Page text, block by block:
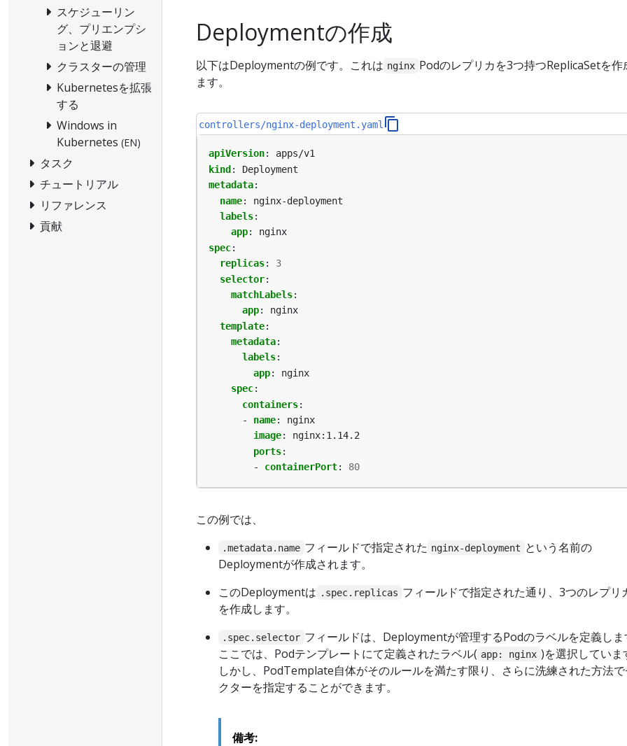
スケジューリン
グ、プリエンプシ
ョンと退避
クラスターの管理
Kubernetesを拡張
する
Windows in
Kubernetes (EN)
タスク
チュートリアル
リファレンス
貢献
Deploymentの作成
以下はDeploymentの例です。これは nginx Podのレプリカを3つ持つReplicaSetを作
ます。
controllers/nginx-deployment.yaml
apiVersion:
apps/v1
kind :
Deployment
metadata:
name:
nginx-deployment
labels:
app:
nginx
spec:
replicas:
3
selector:
matchLabels:
app:
nginx
template:
metadata:
labels:
app:
nginx
spec:
containers:
- name:
nginx
image:
nginx:1.14.2
ports:
- containerPort: 80
この例では、
.metadata.name フィールドで指定された nginx-deployment という名前の
Deploymentが作成されます。
このDeploymentは .spec.replicas フィールドで指定された通り、3つのレプリ
を作成します。
.spec.selector フィールドは、Deploymentが管理するPodのラベルを定義しま
ここでは、Podテンプレートにて定義されたラベル( app: nginx )を選択していま
しかし、PodTemplate自体がそのルールを満たす限り、さらに洗練された方法で
クターを指定することができます。
備考: